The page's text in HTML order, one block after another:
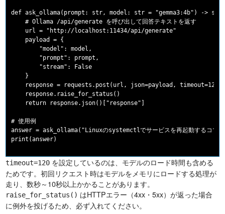
def ask_ollama(prompt: str, model: str = "gemma3:4b") ->
    # Ollama /api/generate を呼び出して回答テキストを返す
    url = "http://localhost:11434/api/generate"
    payload = {
        "model": model,
        "prompt": prompt,
        "stream": False
    }
    response = requests.post(url, json=payload, timeout=120)
    response.raise_for_status()
    return response.json()["response"]
# 使用例
answer = ask_ollama("Linuxのsystemctlでサービスを再起動するコマ
timeout=120 を設定しているのは、モデルのロード時間も含める
ためです。初回リクエスト時はモデルをメモリにロードする処理が
走り、数秒～10秒以上かかることがあります。
raise_for_status() はHTTPエラー（4xx・5xx）が返った場合
に例外を投げるため、必ず入れてください。